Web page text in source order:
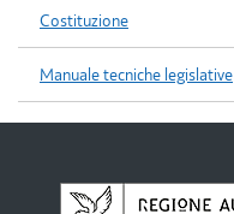
Costituzione
Manuale tecniche legislative